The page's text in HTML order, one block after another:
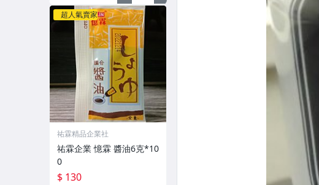
超人氣賣家
祐霖精品企業社
祐霖企業 憶霖 醬油6克*10
0
$ 130